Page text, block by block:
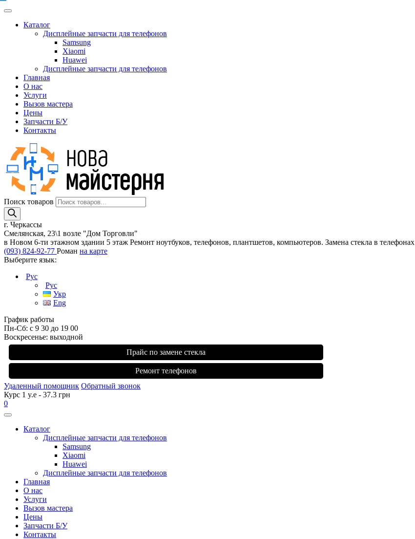
Каталог
Дисплейные запчасти для телефонов
Samsung
Xiaomi
Huawei
Дисплейные запчасти для телефонов
Главная
О нас
Услуги
Вызов мастера
Цены
Запчасти Б/У
Контакты
Поиск товаров
г. Черкассы
Смелянская, 23\1 возле "Дом Торговли"
в Новом 6-ти этажном здании 5 этаж Ремонт ноутбуков, телефонов, плантшетов, компьютеров. Замена стекла в телефонах
(093) 824-92-77 Роман на карте
Выберите язык:
Рус
Рус
Укр
Eng
График работы
Пн-Сб: с 9 30 до 19 00
Воскресенье: выходной
Прайс по замене стекла
Ремонт телефонов
Удаленный помощник Обратный звонок
Курс 1 y.e - 37.3 грн
0
Каталог
Дисплейные запчасти для телефонов
Samsung
Xiaomi
Huawei
Дисплейные запчасти для телефонов
Главная
О нас
Услуги
Вызов мастера
Цены
Запчасти Б/У
Контакты